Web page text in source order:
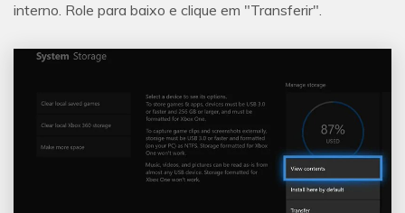
interno. Role para baixo e clique em "Transferir".